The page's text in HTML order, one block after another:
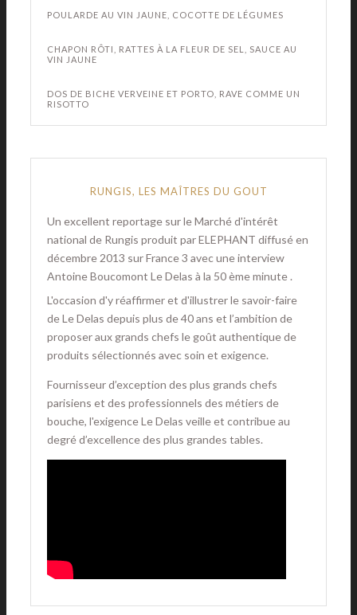
POULARDE AU VIN JAUNE, COCOTTE DE LÉGUMES
CHAPON RÔTI, RATTES À LA FLEUR DE SEL, SAUCE AU
VIN JAUNE
DOS DE BICHE VERVEINE ET PORTO, RAVE COMME UN
RISOTTO
RUNGIS, LES MAÎTRES DU GOUT
Un excellent reportage sur le Marché d'intérêt
national de Rungis produit par ELEPHANT diffusé en
décembre 2013 sur France 3 avec une interview
Antoine Boucomont Le Delas à la 50 ème minute .
L'occasion d'y réaffirmer et d'illustrer le savoir-faire
de Le Delas depuis plus de 40 ans et l’ambition de
proposer aux grands chefs le goût authentique de
produits sélectionnés avec soin et exigence.
Fournisseur d’exception des plus grands chefs
parisiens et des professionnels des métiers de
bouche, l'exigence Le Delas veille et contribue au
degré d’excellence des plus grandes tables.